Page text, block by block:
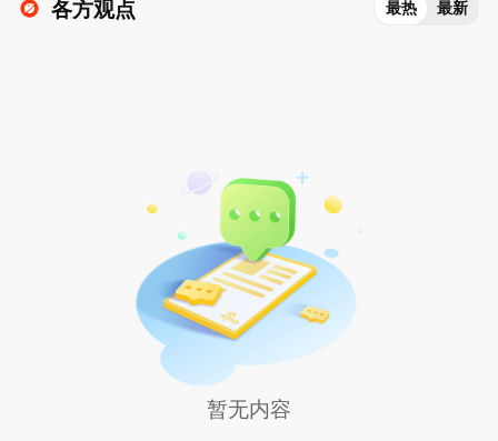
各方观点 最热 最新
暂无内容